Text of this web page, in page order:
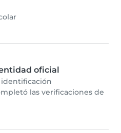
oficial
las verificaciones de